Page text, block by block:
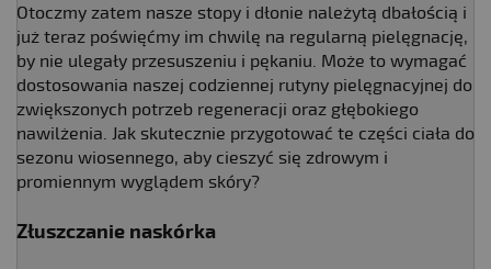
Otoczmy zatem nasze stopy i dłonie należytą dbałością i
już teraz poświęćmy im chwilę na regularną pielęgnację,
by nie ulegały przesuszeniu i pękaniu. Może to wymagać
dostosowania naszej codziennej rutyny pielęgnacyjnej do
zwiększonych potrzeb regeneracji oraz głębokiego
nawilżenia. Jak skutecznie przygotować te części ciała do
sezonu wiosennego, aby cieszyć się zdrowym i
promiennym wyglądem skóry?
Złuszczanie naskórka